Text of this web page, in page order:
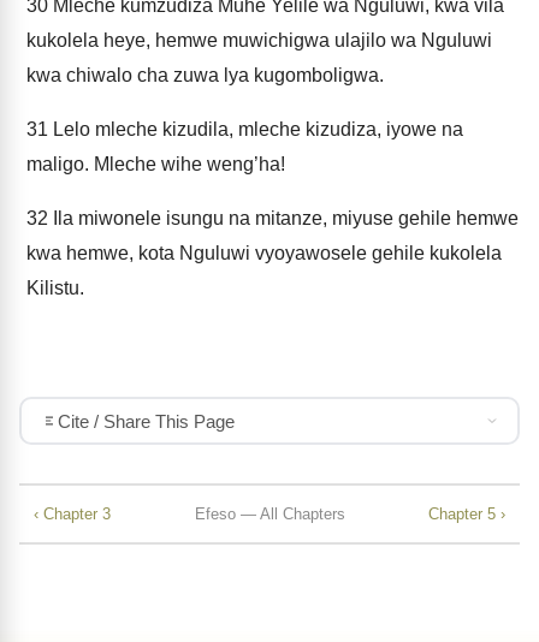
30 Mleche kumzudiza Muhe Yelile wa Nguluwi, kwa vila
kukolela heye, hemwe muwichigwa ulajilo wa Nguluwi
kwa chiwalo cha zuwa lya kugomboligwa.
31 Lelo mleche kizudila, mleche kizudiza, iyowe na
maligo. Mleche wihe weng’ha!
32 Ila miwonele isungu na mitanze, miyuse gehile hemwe
kwa hemwe, kota Nguluwi vyoyawosele gehile kukolela
Kilistu.
Cite / Share This Page
‹ Chapter 3 Efeso — All Chapters Chapter 5 ›